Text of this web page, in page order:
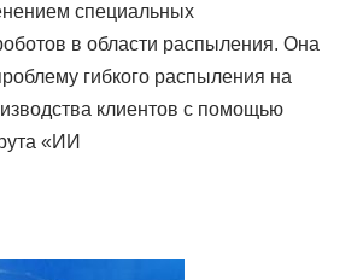
специальных
в области распыления. Она
гибкого распыления на
клиентов с помощью
«ИИ